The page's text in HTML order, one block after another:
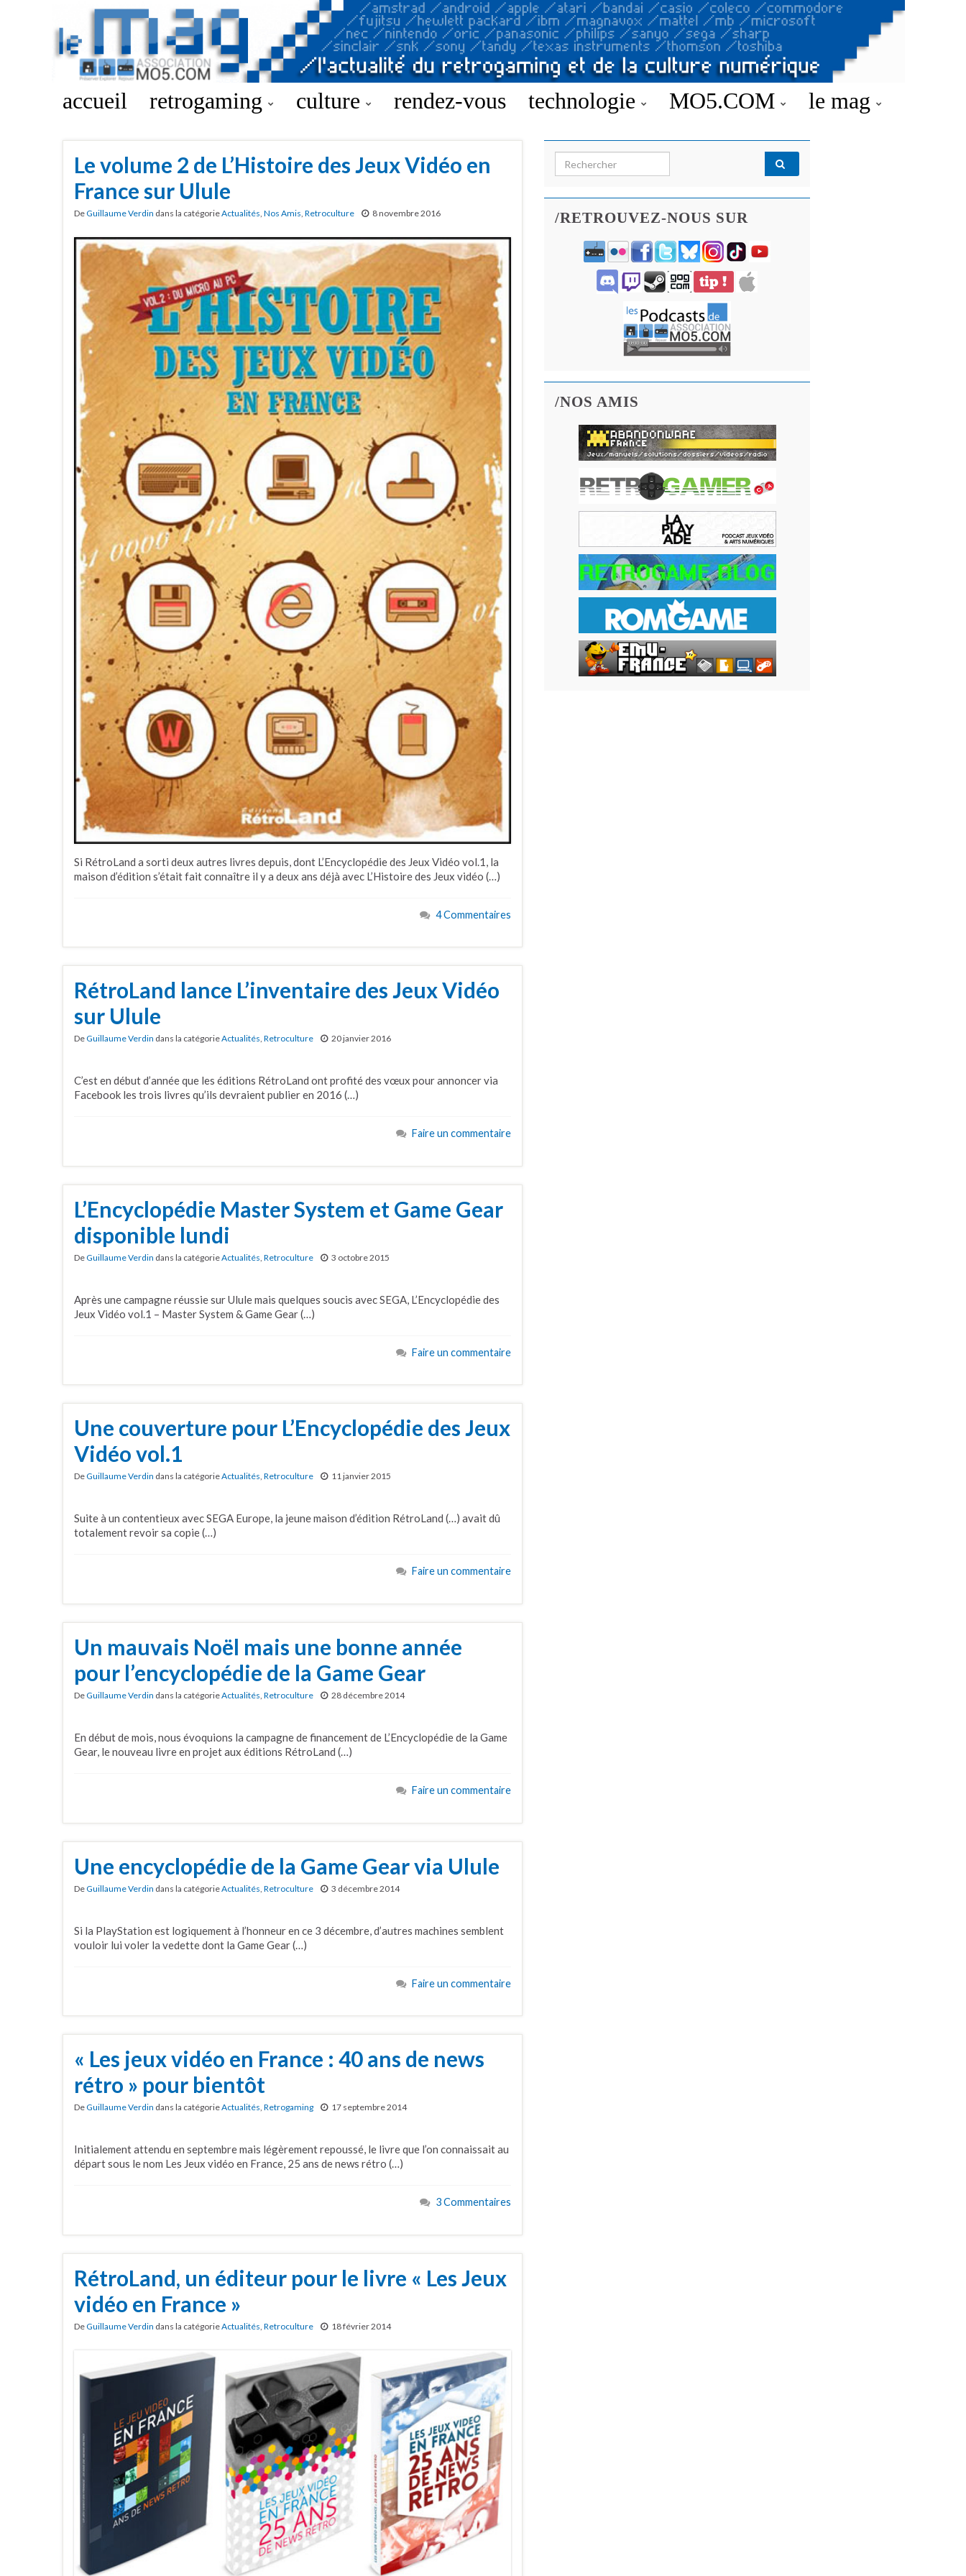
accueil retrogaming culture rendez-vous technologie MO5.COM le mag
Le volume 2 de L’Histoire des Jeux Vidéo en
France sur Ulule
DeGuillaume Verdin dans la catégorieActualités, Nos Amis, Retroculture 8 novembre 2016
Si RétroLand a sorti deux autres livres depuis, dont L’Encyclopédie des Jeux Vidéo vol.1, la
maison d’édition s’était fait connaître il y a deux ans déjà avec L’Histoire des Jeux vidéo (…)
4 Commentaires
RétroLand lance L’inventaire des Jeux Vidéo
sur Ulule
DeGuillaume Verdin dans la catégorieActualités, Retroculture 20 janvier 2016
C’est en début d’année que les éditions RétroLand ont profité des vœux pour annoncer via
Facebook les trois livres qu’ils devraient publier en 2016 (…)
Faire un commentaire
L’Encyclopédie Master System et Game Gear
disponible lundi
DeGuillaume Verdin dans la catégorieActualités Retroculture 3 octobre 2015
Après une campagne réussie sur Ulule mais quelques soucis avec SEGA, L’Encyclopédie des
Jeux Vidéo vol.1 – Master System & Game Gear (…)
Faire un commentaire
Une couverture pour L’Encyclopédie des Jeux
Vidéo vol.1
DeGuillaume Verdin dans la catégorieActualités, Retroculture 11 janvier 2015
Suite à un contentieux avec SEGA Europe, la jeune maison d’édition RétroLand (…) avait dû
totalement revoir sa copie (…)
Faire un commentaire
Un mauvais Noël mais une bonne année
pour l’encyclopédie de la Game Gear
DeGuillaume Verdin dans la catégorieActualités Retroculture 28 décembre 2014
En début de mois, nous évoquions la campagne de financement de L’Encyclopédie de la Game
Gear, le nouveau livre en projet aux éditions RétroLand (…)
Faire un commentaire
Une encyclopédie de la Game Gear via Ulule
DeGuillaume Verdin dans la catégorieActualités Retroculture 3 décembre 2014
Si la PlayStation est logiquement à l’honneur en ce 3 décembre, d’autres machines semblent
vouloir lui voler la vedette dont la Game Gear (…)
Faire un commentaire
« Les jeux vidéo en France : 40 ans de news
rétro » pour bientôt
DeGuillaume Verdin dans la catégorieActualités, Retrogaming 17 septembre 2014
Initialement attendu en septembre mais légèrement repoussé, le livre que l’on connaissait au
départ sous le nom Les Jeux vidéo en France, 25 ans de news rétro (…)
3 Commentaires
RétroLand, un éditeur pour le livre « Les Jeux
vidéo en France »
DeGuillaume Verdin dans la catégorieActualités Retroculture 18 février 2014
Search for:
/RETROUVEZ-NOUS SUR
/NOS AMIS